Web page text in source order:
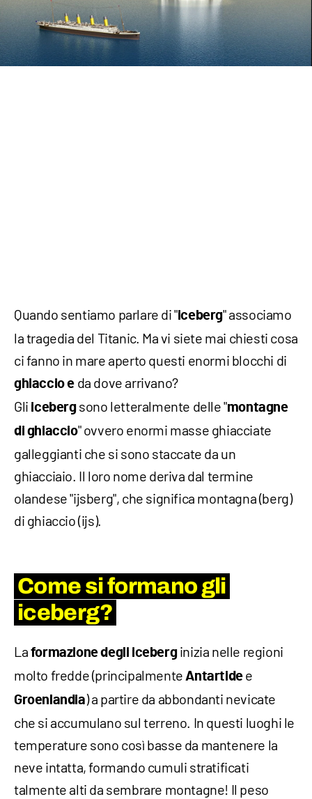
Quando sentiamo parlare di "iceberg" associamo
la tragedia del Titanic. Ma vi siete mai chiesti cosa
ci fanno in mare aperto questi enormi blocchi di
ghiaccio e da dove arrivano?
Gli icebergsono letteralmente delle "montagne
di ghiaccio" ovvero enormi masse ghiacciate
galleggianti che si sono staccate da un
ghiacciaio. Il loro nome deriva dal termine
olandese "ijsberg", che significa montagna (berg)
di ghiaccio (ijs).
Come si formano gli
iceberg?
La formazione degli iceberginizia nelle regioni
molto fredde(principalmente Antartidee
Groenlandia)a partire da abbondanti nevicate
che si accumulano sul terreno. In questi luoghi le
temperature sono così basse da mantenere la
neve intatta, formando cumuli stratificati
talmente alti da sembrare montagne! Il peso